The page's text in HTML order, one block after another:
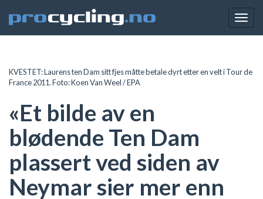
KVESTET: Laurens ten Dam sitt fjes måtte betale dyrt etter en velt i Tour de
France 2011. Foto: Koen Van Weel / EPA
«Et bilde av en
blødende Ten Dam
plassert ved siden av
Neymar sier mer enn